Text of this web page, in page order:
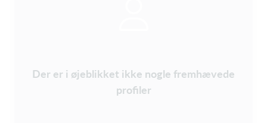
Der er i øjeblikket ikke nogle fremhævede
profiler